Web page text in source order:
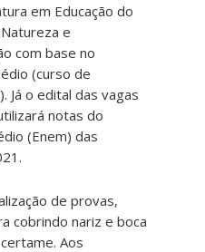
em Educação do
e
com base no
(curso de
Já o edital das vagas
notas do
(Enem) das
de provas,
cobrindo nariz e boca
Aos